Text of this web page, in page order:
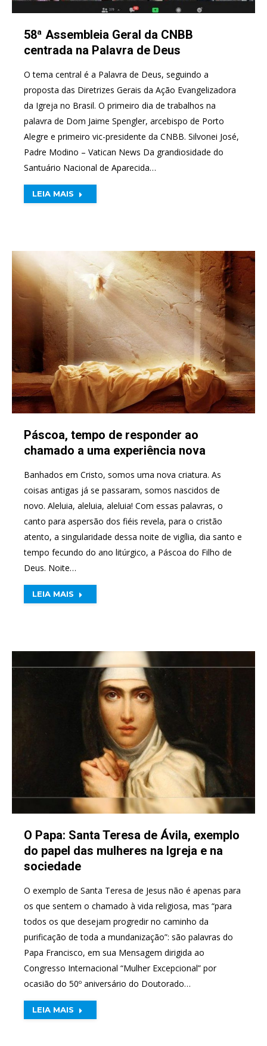
58ª Assembleia Geral da CNBB
centrada na Palavra de Deus
O tema central é a Palavra de Deus, seguindo a
proposta das Diretrizes Gerais da Ação Evangelizadora
da Igreja no Brasil. O primeiro dia de trabalhos na
palavra de Dom Jaime Spengler, arcebispo de Porto
Alegre e primeiro vic-presidente da CNBB. Silvonei José,
Padre Modino – Vatican News Da grandiosidade do
Santuário Nacional de Aparecida…
LEIA MAIS
Páscoa, tempo de responder ao
chamado a uma experiência nova
Banhados em Cristo, somos uma nova criatura. As
coisas antigas já se passaram, somos nascidos de
novo. Aleluia, aleluia, aleluia! Com essas palavras, o
canto para aspersão dos fiéis revela, para o cristão
atento, a singularidade dessa noite de vigília, dia santo e
tempo fecundo do ano litúrgico, a Páscoa do Filho de
Deus. Noite…
LEIA MAIS
O Papa: Santa Teresa de Ávila, exemplo
do papel das mulheres na Igreja e na
sociedade
O exemplo de Santa Teresa de Jesus não é apenas para
os que sentem o chamado à vida religiosa, mas “para
todos os que desejam progredir no caminho da
purificação de toda a mundanização”: são palavras do
Papa Francisco, em sua Mensagem dirigida ao
Congresso Internacional “Mulher Excepcional” por
ocasião do 50º aniversário do Doutorado…
LEIA MAIS